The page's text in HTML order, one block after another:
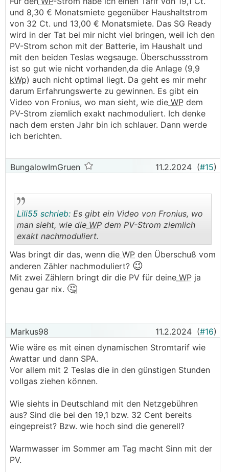
und 8,30 € Monatsmiete gegenüber Haushaltstrom
von 32 Ct. und 13,00 € Monatsmiete. Das SG Ready
wird in der Tat bei mir nicht viel bringen, weil ich den
PV-Strom schon mit der Batterie, im Haushalt und
mit den beiden Teslas wegsauge. Überschussstrom
ist so gut wie nicht vorhanden,da die Anlage (9,9
kWp) auch nicht optimal liegt. Da geht es mir mehr
darum Erfahrungswerte zu gewinnen. Es gibt ein
Video von Fronius, wo man sieht, wie die WP dem
PV-Strom ziemlich exakt nachmoduliert. Ich denke
nach dem ersten Jahr bin ich schlauer. Dann werde
ich berichten.
BungalowImGruen 11.2.2024 (#15)
..
Lili55 schrieb: Es gibt ein Video von Fronius, wo
man sieht, wie die WP dem PV-Strom ziemlich
exakt nachmoduliert.
Was bringt dir das, wenn die WP den Überschuß vom
anderen Zähler nachmoduliert? 😉
Mit zwei Zählern bringt dir die PV für deine WP ja
genau gar nix. 🤔
Markus98 11.2.2024 (#16)
Wie wäre es mit einen dynamischen Stromtarif wie
Awattar und dann SPA.
Vor allem mit 2 Teslas die in den günstigen Stunden
vollgas ziehen können.
Wie siehts in Deutschland mit den Netzgebühren
aus? Sind die bei den 19,1 bzw. 32 Cent bereits
eingepreist? Bzw. wie hoch sind die generell?
Warmwasser im Sommer am Tag macht Sinn mit der
PV.